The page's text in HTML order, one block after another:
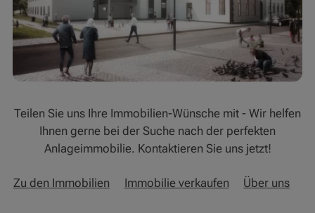
Teilen Sie uns Ihre Immobilien-Wünsche mit - Wir helfen
Ihnen gerne bei der Suche nach der perfekten
Anlageimmobilie. Kontaktieren Sie uns jetzt!
Zu den Immobilien Immobilie verkaufen Über uns